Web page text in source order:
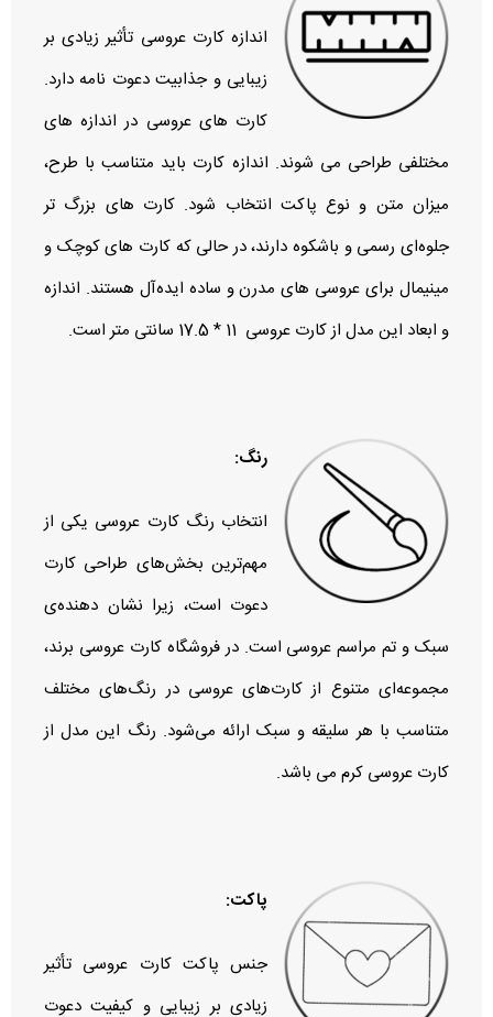
اندازه کارت عروسی تأثیر زیادی بر
زیبایی و جذابیت دعوت‌ نامه دارد.
کارت‌ های عروسی در اندازه‌ های
مختلفی طراحی می‌ شوند. اندازه کارت باید متناسب با طرح،
میزان متن و نوع پاکت انتخاب شود. کارت‌ های بزرگ‌ تر
جلوه‌ای رسمی و باشکوه دارند، در حالی که کارت‌ های کوچک و
مینیمال برای عروسی‌ های مدرن و ساده ایده‌آل هستند. اندازه
و ابعاد این مدل از کارت عروسی 11 * 17.5 سانتی متر است.
رنگ:
انتخاب رنگ کارت عروسی یکی از
مهم‌ترین بخش‌های طراحی کارت
دعوت است، زیرا نشان‌ دهنده‌ی
سبک و تم مراسم عروسی است. در فروشگاه کارت عروسی برند،
مجموعه‌ای متنوع از کارت‌های عروسی در رنگ‌های مختلف
متناسب با هر سلیقه و سبک ارائه می‌شود. رنگ این مدل از
کارت عروسی کرم می باشد.
پاکت:
جنس پاکت کارت عروسی تأثیر
زیادی بر زیبایی و کیفیت دعوت‌